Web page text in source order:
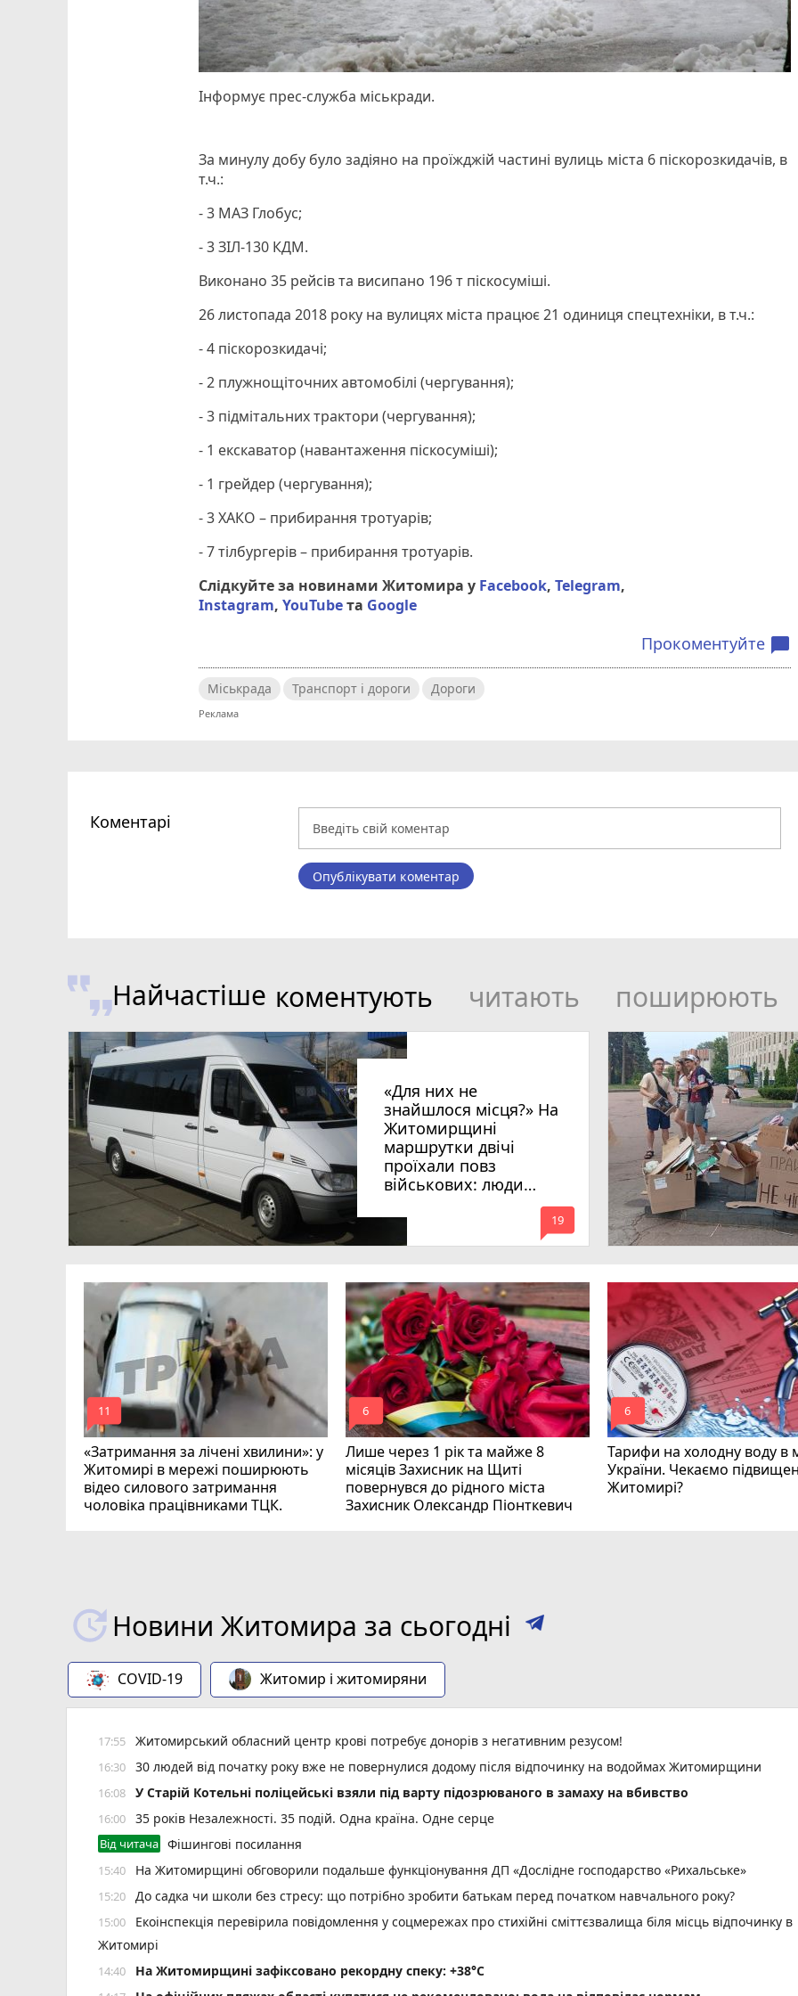
Інформує прес-служба міськради.
За минулу добу було задіяно на проїжджій частині вулиць міста 6 піскорозкидачів, в
т.ч.:
- 3 МАЗ Глобус;
- 3 ЗІЛ-130 КДМ.
Виконано 35 рейсів та висипано 196 т піскосуміші.
26 листопада 2018 року на вулицях міста працює 21 одиниця спецтехніки, в т.ч.:
- 4 піскорозкидачі;
- 2 плужнощіточних автомобілі (чергування);
- 3 підмітальних трактори (чергування);
- 1 екскаватор (навантаження піскосуміші);
- 1 грейдер (чергування);
- 3 ХАКО – прибирання тротуарів;
- 7 тілбургерів – прибирання тротуарів.
Слідкуйте за новинами Житомира у Facebook,Telegram,
Instagram,YouTubeта Google
Прокоментуйте chat_bubble
Міськрада Транспорт і дороги Дороги
Коментарі
Опублікувати коментар
Найчастіше коментують читають поширюють
«Для них не
знайшлося місця?» На
Житомирщині
маршрутки двічі
проїхали повз
військових: люди
вимагають покарати
винних
mode_comment
19
«Затримання за лічені хвилини»: у
Житомирі в мережі поширюють
відео силового затримання
чоловіка працівниками ТЦК.
mode_comment
11
Лише через 1 рік та майже 8
місяців Захисник на Щиті
повернувся до рідного міста
Захисник Олександр Піонткевич
mode_comment
6
Тарифи на холодну воду в
України. Чекаємо
Житомирі?
mode_comment
6
Новини Житомира за сьогодні
COVID-19 Житомир і житомиряни
17:55 Житомирський обласний центр крові потребує донорів з негативним резусом!
16:30 30 людей від початку року вже не повернулися додому після відпочинку на водоймах Житомирщини
16:08 У Старій Котельні поліцейські взяли під варту підозрюваного в замаху на вбивство
16:00 35 років Незалежності. 35 подій. Одна країна. Одне серце
Від читача Фішингові посилання
15:40 На Житомирщині обговорили подальше функціонування ДП «Дослідне господарство «Рихальське»
15:20 До садка чи школи без стресу: що потрібно зробити батькам перед початком навчального року?
15:00
Екоінспекція перевірила повідомлення у соцмережах про стихійні сміттєзвалища біля місць відпочинку в
Житомирі
14:40 Н️а Житомирщині зафіксовано рекордну спеку: +38°C